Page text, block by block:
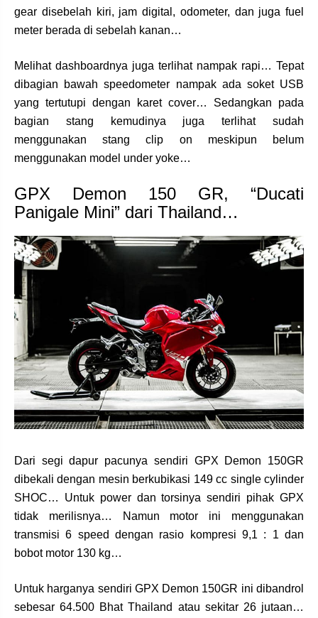
gear disebelah kiri, jam digital, odometer, dan juga fuel
meter berada di sebelah kanan…
Melihat dashboardnya juga terlihat nampak rapi… Tepat
dibagian bawah speedometer nampak ada soket USB
yang tertutupi dengan karet cover… Sedangkan pada
bagian stang kemudinya juga terlihat sudah
menggunakan stang clip on meskipun belum
menggunakan model under yoke…
GPX Demon 150 GR, “Ducati
Panigale Mini” dari Thailand…
Dari segi dapur pacunya sendiri GPX Demon 150GR
dibekali dengan mesin berkubikasi 149 cc single cylinder
SHOC… Untuk power dan torsinya sendiri pihak GPX
tidak merilisnya… Namun motor ini menggunakan
transmisi 6 speed dengan rasio kompresi 9,1 : 1 dan
bobot motor 130 kg…
Untuk harganya sendiri GPX Demon 150GR ini dibandrol
sebesar 64.500 Bhat Thailand atau sekitar 26 jutaan…